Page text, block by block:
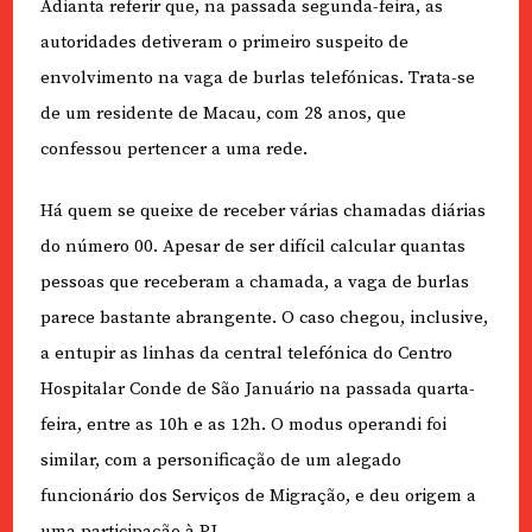
Adianta referir que, na passada segunda-feira, as
autoridades detiveram o primeiro suspeito de
envolvimento na vaga de burlas telefónicas. Trata-se
de um residente de Macau, com 28 anos, que
confessou pertencer a uma rede.
Há quem se queixe de receber várias chamadas diárias
do número 00. Apesar de ser difícil calcular quantas
pessoas que receberam a chamada, a vaga de burlas
parece bastante abrangente. O caso chegou, inclusive,
a entupir as linhas da central telefónica do Centro
Hospitalar Conde de São Januário na passada quarta-
feira, entre as 10h e as 12h. O modus operandi foi
similar, com a personificação de um alegado
funcionário dos Serviços de Migração, e deu origem a